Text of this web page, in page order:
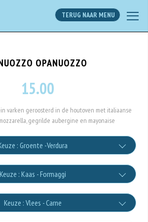
TERUG NAAR MENU
OPANUOZZO
15.00
varken geroosterd in de houtoven met italiaanse
gegrilde aubergine en mayonaise
: Groente -Verdura
Tomato sauce (salsa pomodoro)
+€0.50
secchi (dried tomatoes)
Keuze : Kaas - Formaggi
Mozzarella di bufala
Keuze : Vlees - Carne